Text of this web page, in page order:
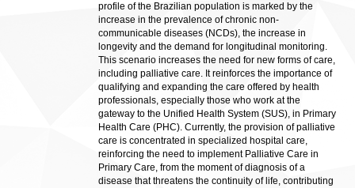
profile of the Brazilian population is marked by the
increase in the prevalence of chronic non-
communicable diseases (NCDs), the increase in
longevity and the demand for longitudinal monitoring.
This scenario increases the need for new forms of care,
including palliative care. It reinforces the importance of
qualifying and expanding the care offered by health
professionals, especially those who work at the
gateway to the Unified Health System (SUS), in Primary
Health Care (PHC). Currently, the provision of palliative
care is concentrated in specialized hospital care,
reinforcing the need to implement Palliative Care in
Primary Care, from the moment of diagnosis of a
disease that threatens the continuity of life, contributing